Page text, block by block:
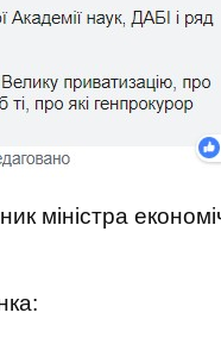
міністра